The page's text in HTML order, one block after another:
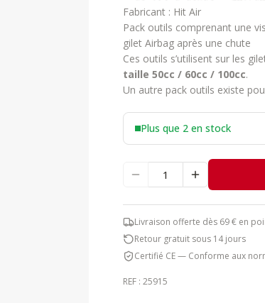
Fabricant : Hit Air
Pack outils comprenant une
gilet Airbag après une chute
Ces outils s’utilisent sur les
taille 50cc / 60cc / 100cc.
Un autre pack outils existe
Plus que 2 en stock
Livraison offerte dès 69 € en
Retour gratuit sous 14 jours
Certifié CE — Conforme aux
REF : 25915